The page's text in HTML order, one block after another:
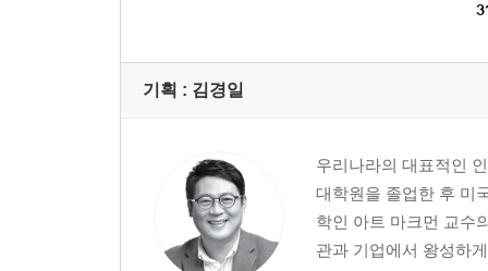
기획 : 김경일
우리나라의 대표적인
대학원을 졸업한 후 미
학인 아트 마크먼 교수
관과 기업에서 왕성하